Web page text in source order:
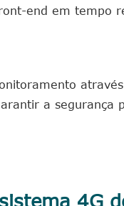
end em tempo
a segurança
4G